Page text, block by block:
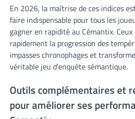
En 2026, la maîtrise de ces indices
faire indispensable pour tous les
gagner en rapidité au Cémantix.
rapidement la progression des
impasses chronophages et
véritable jeu d’enquête sémantique.
Outils complémentaires et
pour améliorer ses